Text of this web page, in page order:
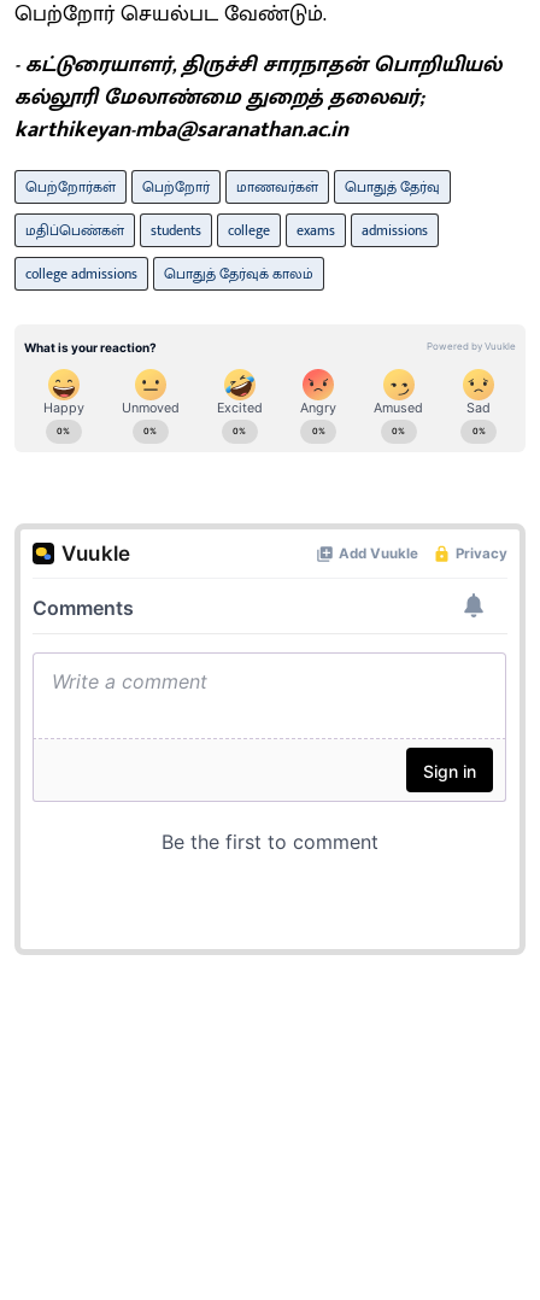
பெற்றோர் செயல்பட வேண்டும்.
- கட்டுரையாளர், திருச்சி சாரநாதன் பொறியியல்
கல்லூரி மேலாண்மை துறைத் தலைவர்;
karthikeyan-mba@saranathan.ac.in
பெற்றோர்கள் பெற்றோர் மாணவர்கள்
பொதுத் தேர்வு
மதிப்பெண்கள்
students college exams
admissions
college admissions
பொதுத் தேர்வுக் காலம்